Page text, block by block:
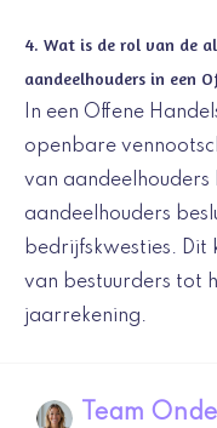
4. Wat is de rol van de
aandeelhouders in een
In een Offene
openbare
van
aandeelhouders
bedrijfskwesties. Dit
van bestuurders tot
jaarrekening.
Team